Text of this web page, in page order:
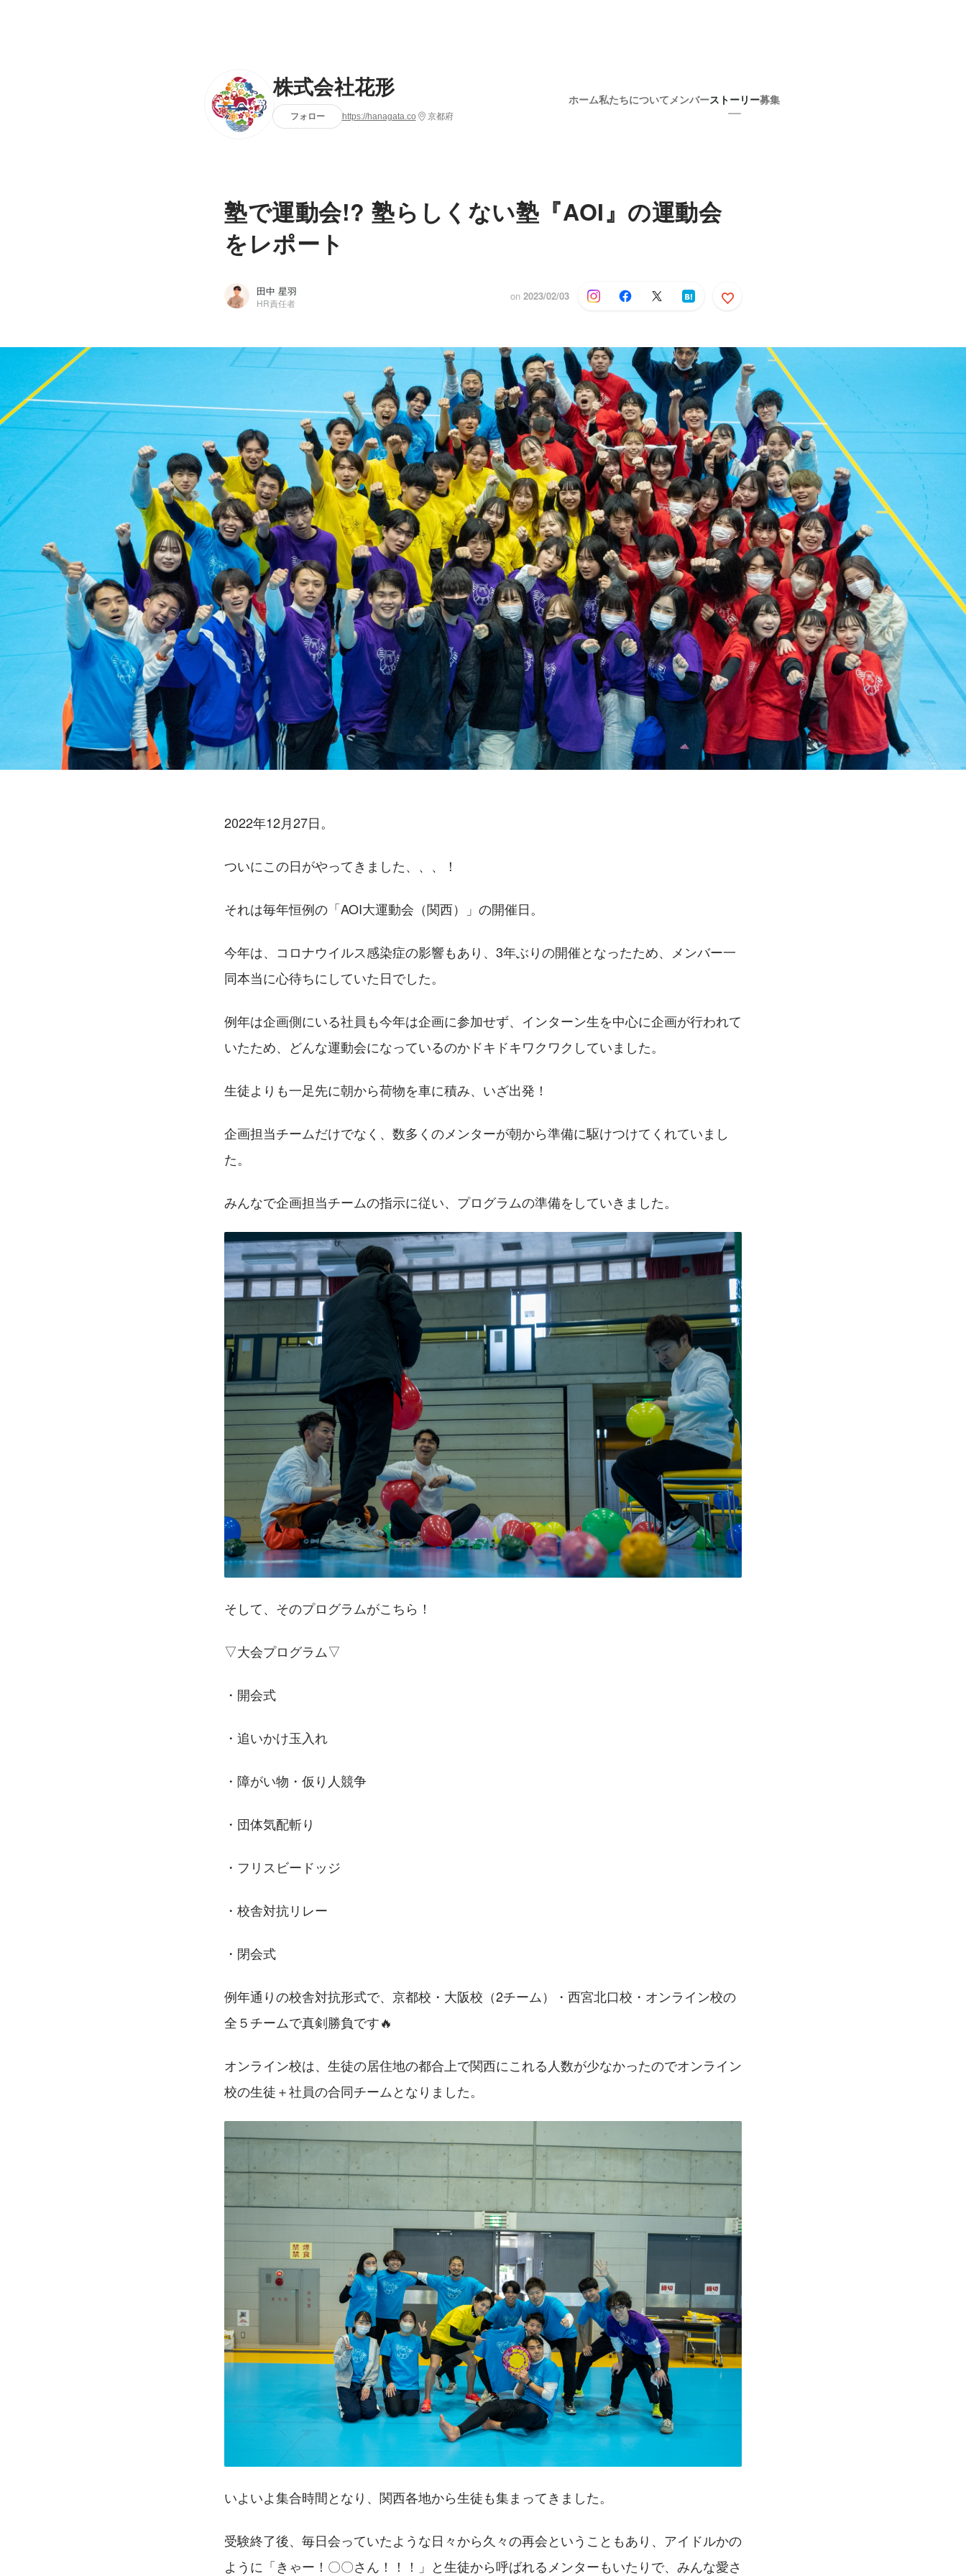
株式会社花形
フォロー https://hanagata.co 京都府
ホーム私たちについて メンバーストーリー募集
塾で運動会!? 塾らしくない塾『AOI』の運動会
をレポート
田中 星羽
HR責任者
on 2023/02/03
2022年12月27日。
ついにこの日がやってきました、、、！
それは毎年恒例の「AOI大運動会（関西）」の開催日。
今年は、コロナウイルス感染症の影響もあり、3年ぶりの開催となったため、メンバー一
同本当に心待ちにしていた日でした。
例年は企画側にいる社員も今年は企画に参加せず、インターン生を中心に企画が行われて
いたため、どんな運動会になっているのかドキドキワクワクしていました。
生徒よりも一足先に朝から荷物を車に積み、いざ出発！
企画担当チームだけでなく、数多くのメンターが朝から準備に駆けつけてくれていまし
た。
みんなで企画担当チームの指示に従い、プログラムの準備をしていきました。
そして、そのプログラムがこちら！
▽大会プログラム▽
・開会式
・追いかけ玉入れ
・障がい物・仮り人競争
・団体気配斬り
・フリスビードッジ
・校舎対抗リレー
・閉会式
例年通りの校舎対抗形式で、京都校・大阪校（2チーム）・西宮北口校・オンライン校の
全５チームで真剣勝負です🔥
オンライン校は、生徒の居住地の都合上で関西にこれる人数が少なかったのでオンライン
校の生徒＋社員の合同チームとなりました。
いよいよ集合時間となり、関西各地から生徒も集まってきました。
受験終了後、毎日会っていたような日々から久々の再会ということもあり、アイドルかの
ように「きゃー！〇〇さん！！！」と生徒から呼ばれるメンターもいたりで、みんな愛さ
田中 星羽
株式会社花形 / HR責任者